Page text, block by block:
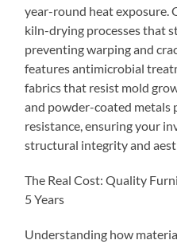
year-round heat exposure.
kiln-drying processes that
preventing warping and
features antimicrobial
fabrics that resist mold
and powder-coated metals
resistance, ensuring your
structural integrity and
The Real Cost: Quality
5 Years
Understanding how